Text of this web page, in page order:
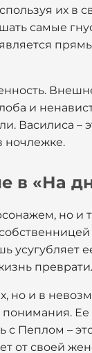
их в
самые
является
и
Василиса –
ночлежке.
в «На
но и
усугубляет
но и в
с Пеплом –
от своей